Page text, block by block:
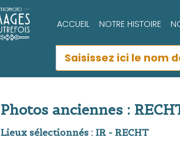
ACCUEIL NOTRE HISTOIRE
Photos anciennes :
Lieux sélectionnés : IR - RECHT